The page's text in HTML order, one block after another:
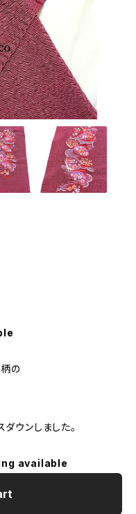
の
ウンしました。
available